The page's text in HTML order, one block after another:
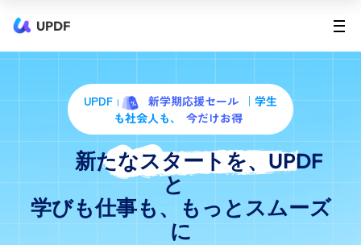
UPDF
UPDF 新学期応援セール
｜学生
も社会人も、
今だけお得
新たなスタートを、UPDF
と
学びも仕事も、もっとスムーズ
に